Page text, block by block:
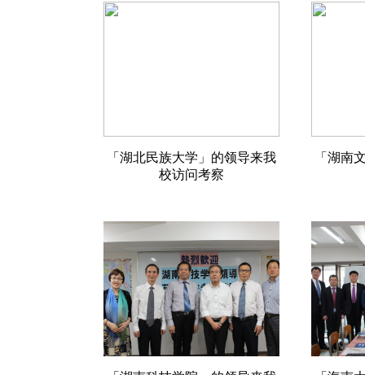
「湖北民族大学」的领导来我
校访问考察
「湖南